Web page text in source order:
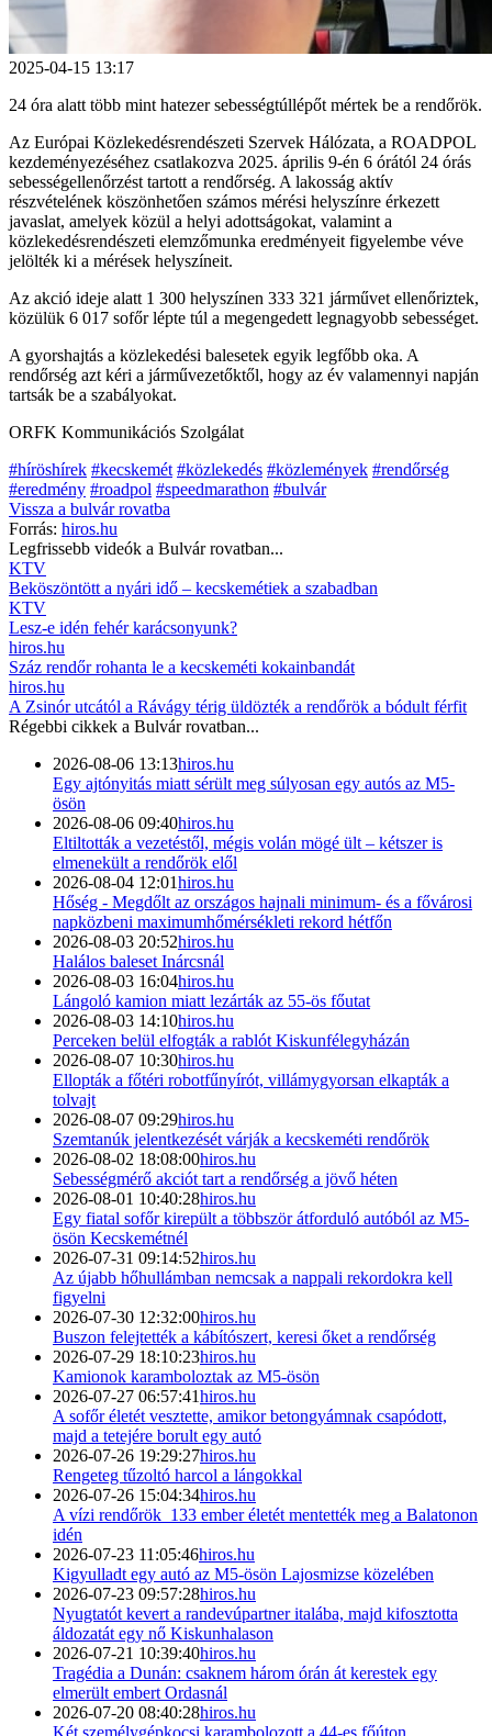
2025-04-15 13:17
24 óra alatt több mint hatezer sebességtúllépőt mértek be a rendőrök.
Az Európai Közlekedésrendészeti Szervek Hálózata, a ROADPOL
kezdeményezéséhez csatlakozva 2025. április 9-én 6 órától 24 órás
sebességellenőrzést tartott a rendőrség. A lakosság aktív
részvételének köszönhetően számos mérési helyszínre érkezett
javaslat, amelyek közül a helyi adottságokat, valamint a
közlekedésrendészeti elemzőmunka eredményeit figyelembe véve
jelölték ki a mérések helyszíneit.
Az akció ideje alatt 1 300 helyszínen 333 321 járművet ellenőriztek,
közülük 6 017 sofőr lépte túl a megengedett legnagyobb sebességet.
A gyorshajtás a közlekedési balesetek egyik legfőbb oka. A
rendőrség azt kéri a járművezetőktől, hogy az év valamennyi napján
tartsák be a szabályokat.
ORFK Kommunikációs Szolgálat
#híröshírek #kecskemét #közlekedés #közlemények #rendőrség
#eredmény #roadpol #speedmarathon #bulvár
Vissza a bulvárrovatba
Forrás: hiros.hu
Legfrissebb videók a Bulvárrovatban...
KTV
Beköszöntött a nyári idő – kecskemétiek a szabadban
KTV
Lesz-e idén fehér karácsonyunk?
hiros.hu
Száz rendőr rohanta le a kecskeméti kokainbandát
hiros.hu
A Zsinór utcától a Rávágy térig üldözték a rendőrök a bódult férfit
Régebbi cikkek a Bulvárrovatban...
2026-08-06 13:13hiros.hu
Egy ajtónyitás miatt sérült meg súlyosan egy autós az M5-
ösön
2026-08-06 09:40hiros.hu
Eltiltották a vezetéstől, mégis volán mögé ült – kétszer is
elmenekült a rendőrök elől
2026-08-04 12:01hiros.hu
Hőség - Megdőlt az országos hajnali minimum- és a fővárosi
napközbeni maximumhőmérsékleti rekord hétfőn
2026-08-03 20:52hiros.hu
Halálos baleset Inárcsnál
2026-08-03 16:04hiros.hu
Lángoló kamion miatt lezárták az 55-ös főutat
2026-08-03 14:10hiros.hu
Perceken belül elfogták a rablót Kiskunfélegyházán
2026-08-07 10:30hiros.hu
Ellopták a főtéri robotfűnyírót, villámygyorsan elkapták a
tolvajt
2026-08-07 09:29hiros.hu
Szemtanúk jelentkezését várják a kecskeméti rendőrök
2026-08-02 18:08:00hiros.hu
Sebességmérő akciót tart a rendőrség a jövő héten
2026-08-01 10:40:28hiros.hu
Egy fiatal sofőr kirepült a többször átforduló autóból az M5-
ösön Kecskemétnél
2026-07-31 09:14:52hiros.hu
Az újabb hőhullámban nemcsak a nappali rekordokra kell
figyelni
2026-07-30 12:32:00hiros.hu
Buszon felejtették a kábítószert, keresi őket a rendőrség
2026-07-29 18:10:23hiros.hu
Kamionok karamboloztak az M5-ösön
2026-07-27 06:57:41hiros.hu
A sofőr életét vesztette, amikor betongyámnak csapódott,
majd a tetejére borult egy autó
2026-07-26 19:29:27hiros.hu
Rengeteg tűzoltó harcol a lángokkal
2026-07-26 15:04:34hiros.hu
A vízi rendőrök 133 ember életét mentették meg a Balatonon
idén
2026-07-23 11:05:46hiros.hu
Kigyulladt egy autó az M5-ösön Lajosmizse közelében
2026-07-23 09:57:28hiros.hu
Nyugtatót kevert a randevúpartner italába, majd kifosztotta
áldozatát egy nő Kiskunhalason
2026-07-21 10:39:40hiros.hu
Tragédia a Dunán: csaknem három órán át kerestek egy
elmerült embert Ordasnál
2026-07-20 08:40:28hiros.hu
Két személygépkocsi karambolozott a 44-es főúton